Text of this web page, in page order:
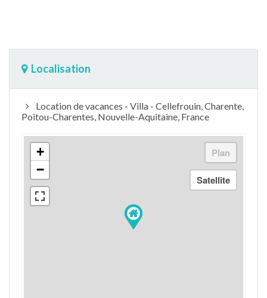
Localisation
Location de vacances - Villa - Cellefrouin, Charente,
Poitou-Charentes, Nouvelle-Aquitaine, France
+
−